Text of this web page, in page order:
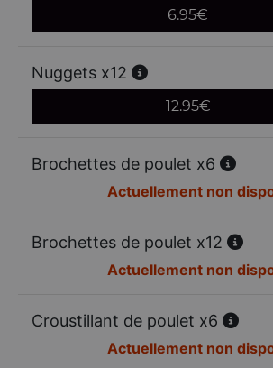
6.95€
Nuggets x12
12.95€
Brochettes de poulet x6
Actuellement non
Brochettes de poulet x12
Actuellement non
Croustillant de poulet x6
Actuellement non